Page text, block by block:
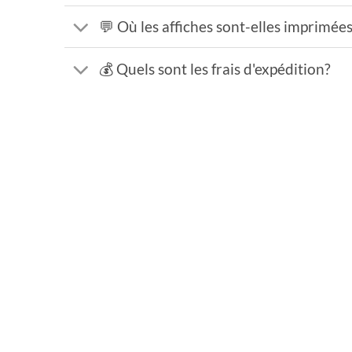
💬 Où les affiches sont-elles
💰 Quels sont les frais d'expédition?